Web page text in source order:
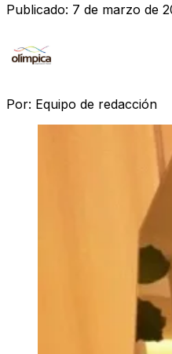
Publicado: 7 de marzo de
Por: Equipo de redacción